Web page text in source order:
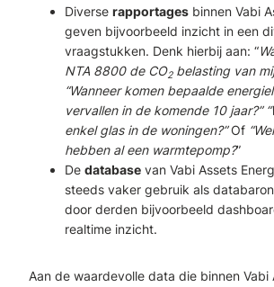
Diverse rapportages binnen Vabi
geven bijvoorbeeld inzicht in een
vraagstukken. Denk hierbij aan: “
NTA 8800 de CO2belasting van
“Wanneer komen bepaalde
vervallen in de komende 10 jaar?”
enkel glas in de woningen?”Of
hebben al een warmtepomp?”
De database van Vabi Assets
steeds vaker gebruik als
door derden bijvoorbeeld
realtime inzicht.
Aan de waardevolle data die binnen Vabi